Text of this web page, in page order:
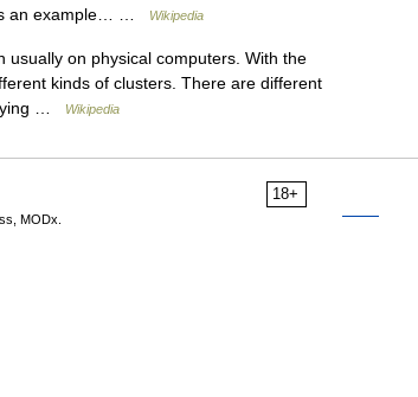
is an example… …
Wikipedia
on physical computers. With the
kinds of clusters. There are different
…
Wikipedia
18+
MODx.